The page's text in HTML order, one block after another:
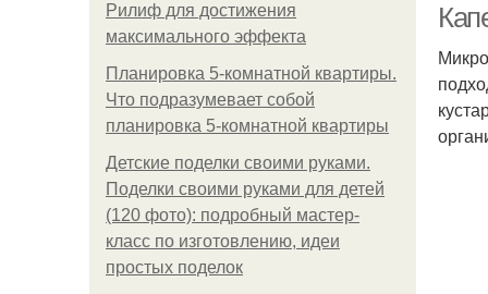
Рилиф для достижения
максимального эффекта
Планировка 5-комнатной квартиры.
Что подразумевает собой
планировка 5-комнатной квартиры
Детские поделки своими руками.
Поделки своими руками для детей
(120 фото): подробный мастер-
класс по изготовлению, идеи
простых поделок